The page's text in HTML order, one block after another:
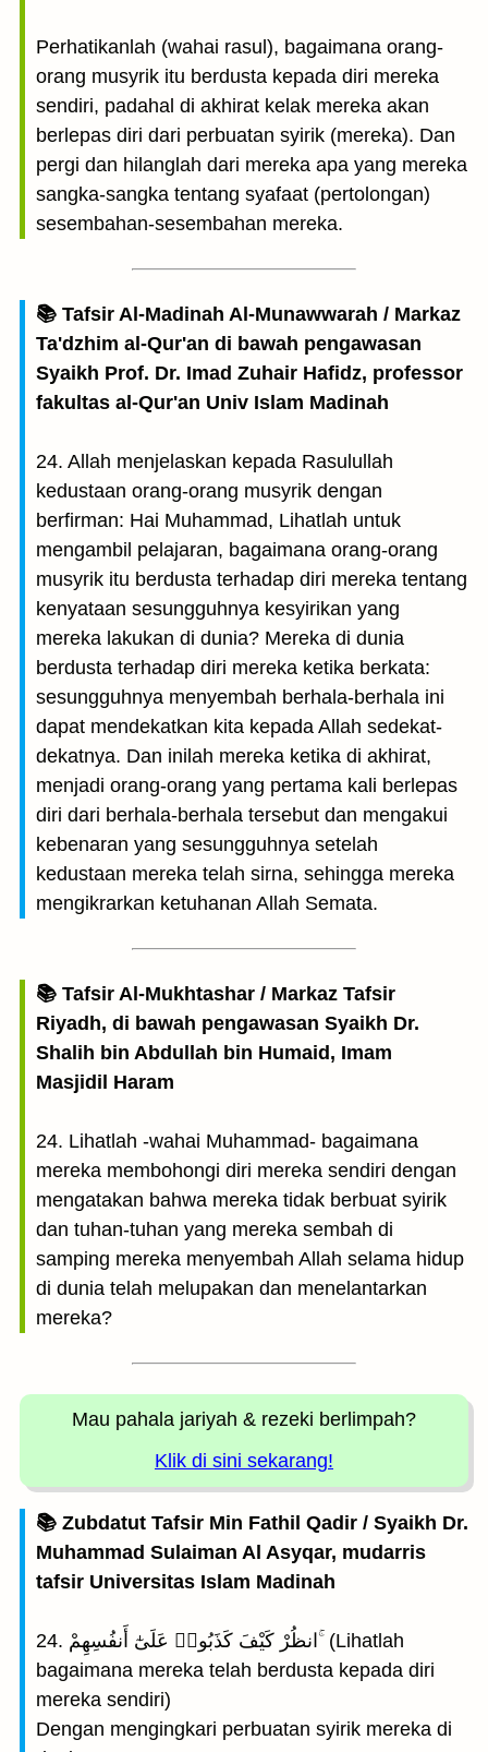
Perhatikanlah (wahai rasul), bagaimana orang-
orang musyrik itu berdusta kepada diri mereka
sendiri, padahal di akhirat kelak mereka akan
berlepas diri dari perbuatan syirik (mereka). Dan
pergi dan hilanglah dari mereka apa yang mereka
sangka-sangka tentang syafaat (pertolongan)
sesembahan-sesembahan mereka.
📚 Tafsir Al-Madinah Al-Munawwarah / Markaz
Ta'dzhim al-Qur'an di bawah pengawasan
Syaikh Prof. Dr. Imad Zuhair Hafidz, professor
fakultas al-Qur'an Univ Islam Madinah
24. Allah menjelaskan kepada Rasulullah
kedustaan orang-orang musyrik dengan
berfirman: Hai Muhammad, Lihatlah untuk
mengambil pelajaran, bagaimana orang-orang
musyrik itu berdusta terhadap diri mereka tentang
kenyataan sesungguhnya kesyirikan yang
mereka lakukan di dunia? Mereka di dunia
berdusta terhadap diri mereka ketika berkata:
sesungguhnya menyembah berhala-berhala ini
dapat mendekatkan kita kepada Allah sedekat-
dekatnya. Dan inilah mereka ketika di akhirat,
menjadi orang-orang yang pertama kali berlepas
diri dari berhala-berhala tersebut dan mengakui
kebenaran yang sesungguhnya setelah
kedustaan mereka telah sirna, sehingga mereka
mengikrarkan ketuhanan Allah Semata.
📚 Tafsir Al-Mukhtashar / Markaz Tafsir
Riyadh, di bawah pengawasan Syaikh Dr.
Shalih bin Abdullah bin Humaid, Imam
Masjidil Haram
24. Lihatlah -wahai Muhammad- bagaimana
mereka membohongi diri mereka sendiri dengan
mengatakan bahwa mereka tidak berbuat syirik
dan tuhan-tuhan yang mereka sembah di
samping mereka menyembah Allah selama hidup
di dunia telah melupakan dan menelantarkan
mereka?
Mau pahala jariyah & rezeki berlimpah?
Klik di sini sekarang!
📚 Zubdatut Tafsir Min Fathil Qadir / Syaikh Dr.
Muhammad Sulaiman Al Asyqar, mudarris
tafsir Universitas Islam Madinah
24. انظُرْ كَيْفَ كَذَبُوا۟ عَلَىٰٓ أَنفُسِهِمْ ۚ (Lihatlah
bagaimana mereka telah berdusta kepada diri
mereka sendiri)
Dengan mengingkari perbuatan syirik mereka di